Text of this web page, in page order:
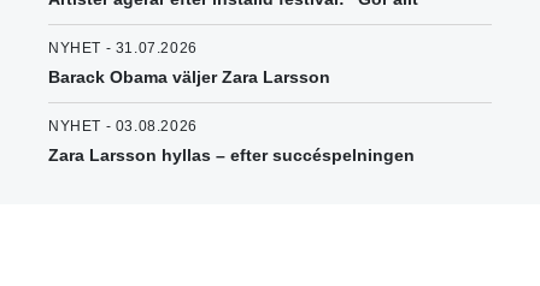
NYHET - 31.07.2026
Barack Obama väljer Zara Larsson
NYHET - 03.08.2026
Zara Larsson hyllas – efter succéspelningen